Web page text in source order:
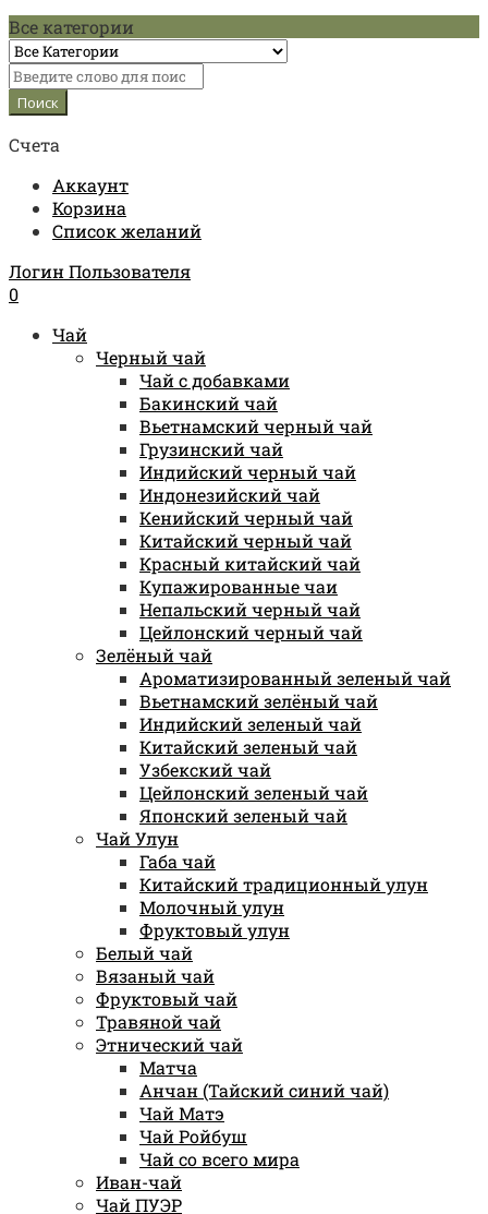
Все категории
Счета
Аккаунт
Корзина
Список желаний
Логин Пользователя
0
Чай
Черный чай
Чай с добавками
Бакинский чай
Вьетнамский черный чай
Грузинский чай
Индийский черный чай
Индонезийский чай
Кенийский черный чай
Китайский черный чай
Красный китайский чай
Купажированные чаи
Непальский черный чай
Цейлонский черный чай
Зелёный чай
Ароматизированный зеленый чай
Вьетнамский зелёный чай
Индийский зеленый чай
Китайский зеленый чай
Узбекский чай
Цейлонский зеленый чай
Японский зеленый чай
Чай Улун
Габа чай
Китайский традиционный улун
Молочный улун
Фруктовый улун
Белый чай
Вязаный чай
Фруктовый чай
Травяной чай
Этнический чай
Матча
Анчан (Тайский синий чай)
Чай Матэ
Чай Ройбуш
Чай со всего мира
Иван-чай
Чай ПУЭР